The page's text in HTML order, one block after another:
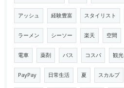
アッシュ 経験豊富 スタイリスト
ラーメン シーソー 楽天 空間
電車 薬剤 バス コスパ 観光
PayPay 日常生活 夏 スカルプ